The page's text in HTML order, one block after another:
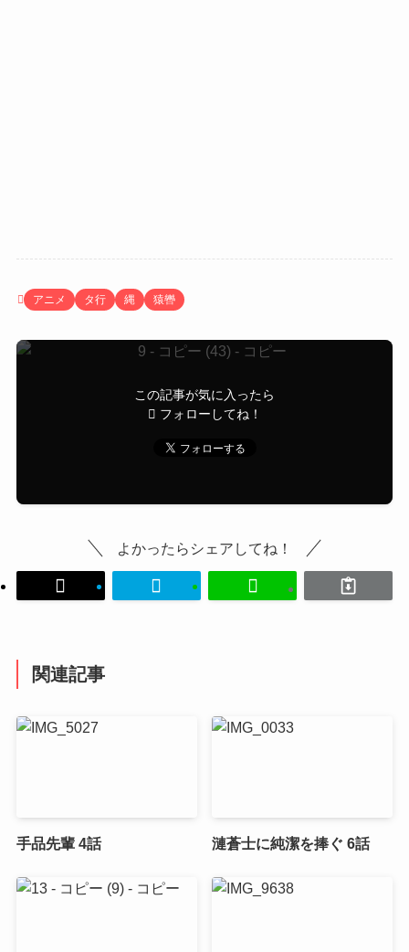
アニメ タ行 縄 猿轡
この記事が気に入ったら
フォローしてね！
よかったらシェアしてね！
関連記事
手品先輩 4話 漣蒼士に純潔を捧ぐ 6話